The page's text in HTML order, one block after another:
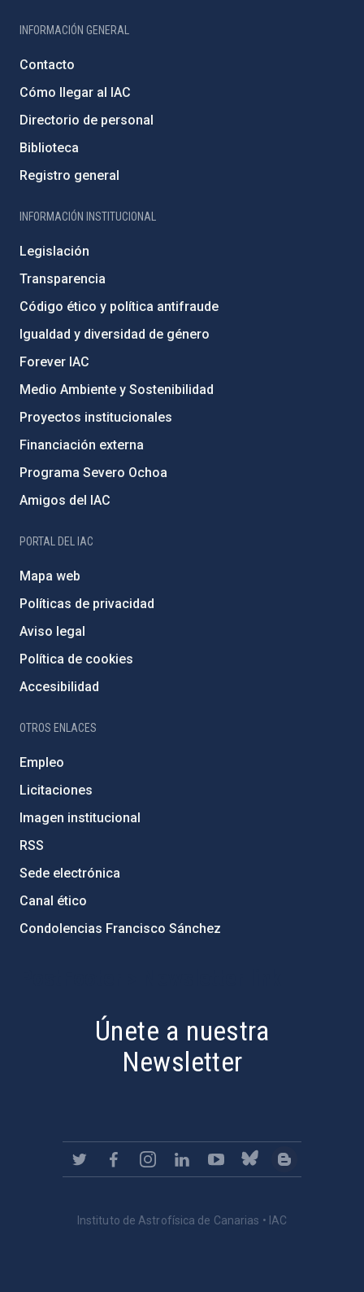
INFORMACIÓN GENERAL
Contacto
Cómo llegar al IAC
Directorio de personal
Biblioteca
Registro general
INFORMACIÓN INSTITUCIONAL
Legislación
Transparencia
Código ético y política antifraude
Igualdad y diversidad de género
Forever IAC
Medio Ambiente y Sostenibilidad
Proyectos institucionales
Financiación externa
Programa Severo Ochoa
Amigos del IAC
PORTAL DEL IAC
Mapa web
Políticas de privacidad
Aviso legal
Política de cookies
Accesibilidad
OTROS ENLACES
Empleo
Licitaciones
Imagen institucional
RSS
Sede electrónica
Canal ético
Condolencias Francisco Sánchez
Únete a nuestra
Newsletter
Instituto de Astrofísica de Canarias • IAC